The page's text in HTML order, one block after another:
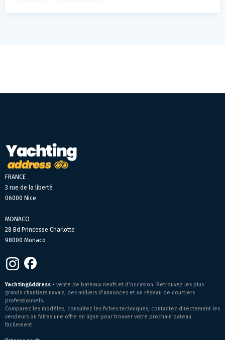
FRANCE
3 rue de la liberté
06000 Nice
MONACO
28 Bd Princesse Charlotte
98000 Monaco
YachtingAddress - vente de bateaux neufs et d’occasion. Retrouvez les plus
grands chantiers navals, des milliers d’annonces et un réseau de courtiers
professionnels.
Comparez les modèles, consultez les fiches techniques, contactez directement les
vendeurs ou faites une offre en ligne pour trouver votre prochain bateau
facilement.